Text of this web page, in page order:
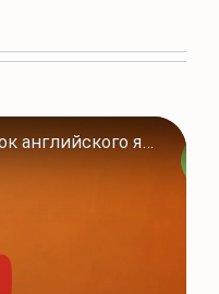
Как проходят занятия? Урок английского языка в Полиглотиках